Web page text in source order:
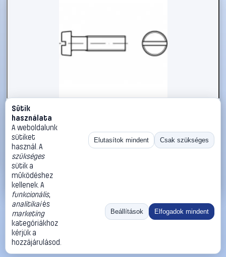
#1794956
TOOLCRAFT TO-5384868 hengeres fejű csavar M5 35 mm
egyeneshornyú ISO 1207 500 db
TOOLCRAFT Metrikus csavarok
11 990 Ft
Kosárba
«
Ugrás:
Méret:
Rendezés:
©2026
ThermoScope
ÁSZF
Cégbemutató
Sütik
használata
A weboldalunk
sütiket
használ. A
szükséges
sütik a
működéshez
kellenek. A
funkcionális,
analitikaiés
marketing
kategóriákhoz
kérjük a
hozzájárulásod.
Elutasítok mindent Csak szükséges
Beállítások Elfogadok mindent